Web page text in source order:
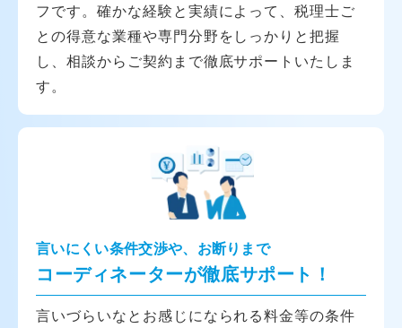
フです。確かな経験と実績によって、税理士ご
との得意な業種や専門分野をしっかりと把握
し、相談からご契約まで徹底サポートいたしま
す。
言いにくい条件交渉や、お断りまで
コーディネーターが徹底サポート！
言いづらいなとお感じになられる料金等の条件